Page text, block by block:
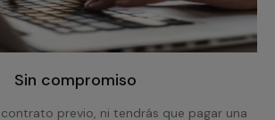
Sin compromiso
previo, ni tendrás que pagar una